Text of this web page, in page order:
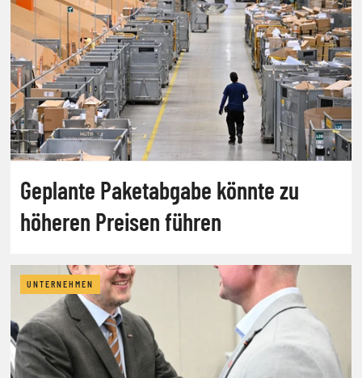
Geplante Paketabgabe könnte zu
höheren Preisen führen
UNTERNEHMEN